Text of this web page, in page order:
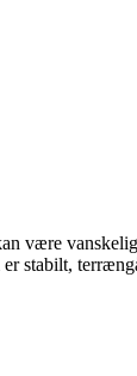
være
stabilt,